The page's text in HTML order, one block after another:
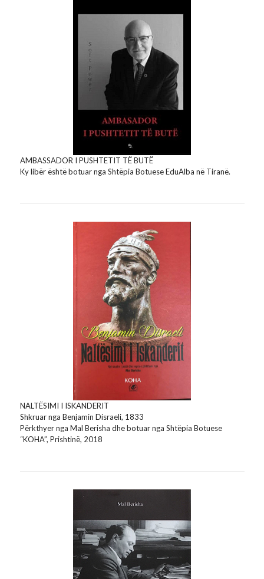
AMBASSADOR I PUSHTETIT TË BUTË
Ky libër është botuar nga Shtëpia Botuese EduAlba në Tiranë.
NALTËSIMI I ISKANDERIT
Shkruar nga Benjamin Disraeli, 1833
Përkthyer nga Mal Berisha dhe botuar nga Shtëpia Botuese
“KOHA”, Prishtinë, 2018